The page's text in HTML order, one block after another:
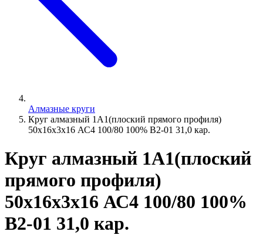
Алмазные круги
Круг алмазный 1А1(плоский прямого профиля)
50х16х3х16 АС4 100/80 100% В2-01 31,0 кар.
Круг алмазный 1А1(плоский
прямого профиля)
50х16х3х16 АС4 100/80 100%
В2-01 31,0 кар.